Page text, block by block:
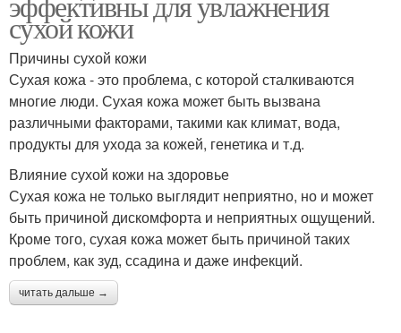
сухой кожи
Причины сухой кожи
Сухая кожа - это проблема, с которой сталкиваются
многие люди. Сухая кожа может быть вызвана
различными факторами, такими как климат, вода,
продукты для ухода за кожей, генетика и т.д.
Влияние сухой кожи на здоровье
Сухая кожа не только выглядит неприятно, но и может
быть причиной дискомфорта и неприятных ощущений.
Кроме того, сухая кожа может быть причиной таких
проблем, как зуд, ссадина и даже инфекций.
читать дальше →